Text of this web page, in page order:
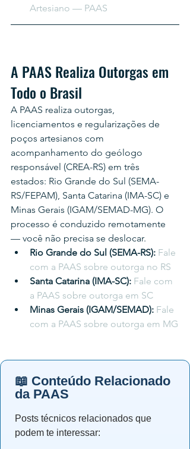
Artesiano — PAAS
A PAAS Realiza Outorgas em
Todo o Brasil
A PAAS realiza outorgas,
licenciamentos e regularizações de
poços artesianos com
acompanhamento do geólogo
responsável (CREA-RS) em três
estados: Rio Grande do Sul (SEMA-
RS/FEPAM), Santa Catarina (IMA-SC) e
Minas Gerais (IGAM/SEMAD-MG). O
processo é conduzido remotamente
— você não precisa se deslocar.
Rio Grande do Sul (SEMA-RS): Fale
com a PAAS sobre outorga no RS
Santa Catarina (IMA-SC): Fale com
a PAAS sobre outorga em SC
Minas Gerais (IGAM/SEMAD): Fale
com a PAAS sobre outorga em MG
📖 Conteúdo Relacionado
da PAAS
Posts técnicos relacionados que
podem te interessar: